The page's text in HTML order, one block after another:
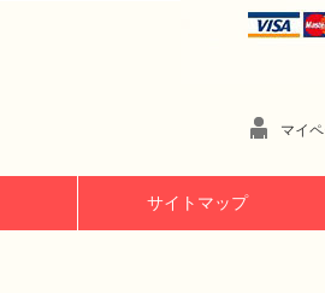
マイ
サイトマップ